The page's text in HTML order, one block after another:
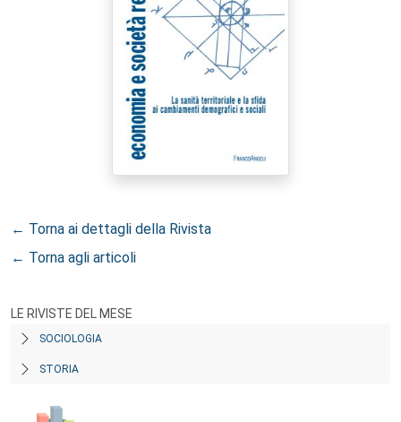
← Torna ai dettagli della Rivista
← Torna agli articoli
LE RIVISTE DEL MESE
SOCIOLOGIA
STORIA